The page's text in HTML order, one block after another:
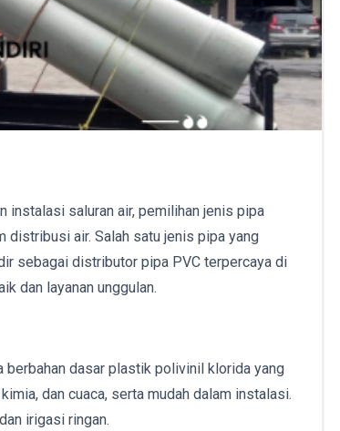
instalasi saluran air, pemilihan jenis pipa
air. Salah satu jenis pipa yang
sebagai distributor pipa PVC terpercaya di
dan layanan unggulan.
dasar plastik polivinil klorida yang
dan cuaca, serta mudah dalam instalasi.
irigasi ringan.